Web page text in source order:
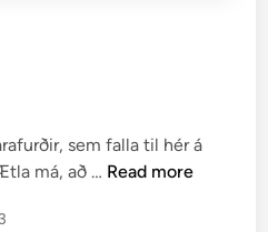
sem falla til hér á
má, að … V
Read more